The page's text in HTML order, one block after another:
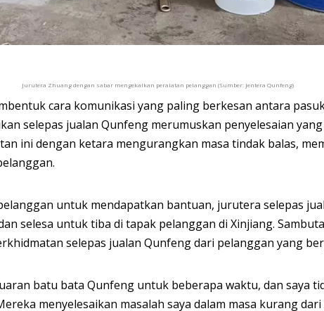
Jurutera Zhuang dengan sabar mengekalkan peralatan pelanggan (Sumber: Jentera Qunfeng)
cara komunikasi yang paling berkesan antara
selepas jualan Qunfeng merumuskan penyelesaian
ini dengan ketara mengurangkan masa tindak balas,
untuk mendapatkan bantuan, jurutera selepas
selesa untuk tiba di tapak pelanggan di Xinjiang.
selepas jualan Qunfeng dari pelanggan yang
batu bata Qunfeng untuk beberapa waktu, dan saya
menyelesaikan masalah saya dalam masa kurang